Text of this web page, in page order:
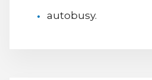
autobusy.